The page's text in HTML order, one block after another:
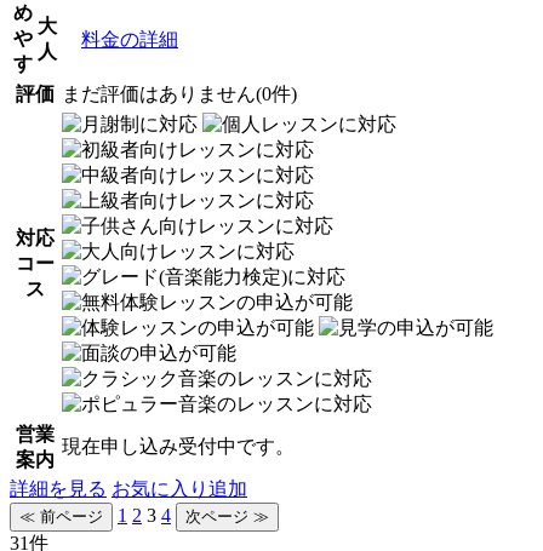
め
や
す
大
人
料金の詳細
評価 まだ評価はありません(0件)
対応
コー
ス
営業
案内
現在申し込み受付中です。
詳細を見る お気に入り追加
1 2 3 4
31件